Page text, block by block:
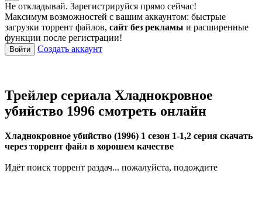
Не откладывай. Зарегистрируйся прямо сейчас!
Максимум возможностей с вашим аккаунтом: быстрые
загрузки торрент файлов, сайт без рекламы и расширенные
функции после регистрации!
Войти Создать аккаунт
Трейлер сериала Хладнокровное
убийство 1996 смотреть онлайн
Хладнокровное убийство (1996) 1 сезон 1-1,2 серия скачать
через торрент файл в хорошем качестве
Идёт поиск торрент раздач... пожалуйста, подождите